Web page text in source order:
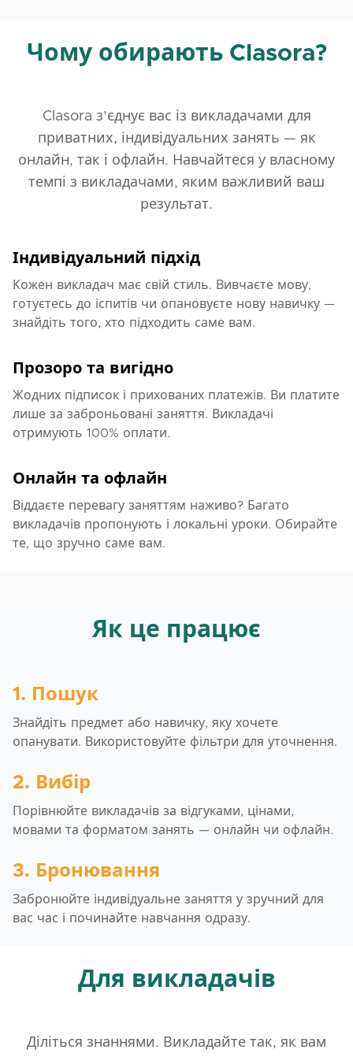
Чому обирають Clasora?
Clasora з’єднує вас із викладачами для
приватних, індивідуальних занять — як
онлайн, так і офлайн. Навчайтеся у власному
темпі з викладачами, яким важливий ваш
результат.
Індивідуальний підхід
Кожен викладач має свій стиль. Вивчаєте мову,
готуєтесь до іспитів чи опановуєте нову навичку —
знайдіть того, хто підходить саме вам.
Прозоро та вигідно
Жодних підписок і прихованих платежів. Ви платите
лише за заброньовані заняття. Викладачі
отримують 100% оплати.
Онлайн та офлайн
Віддаєте перевагу заняттям наживо? Багато
викладачів пропонують і локальні уроки. Обирайте
те, що зручно саме вам.
Як це працює
1. Пошук
Знайдіть предмет або навичку, яку хочете
опанувати. Використовуйте фільтри для уточнення.
2. Вибір
Порівнюйте викладачів за відгуками, цінами,
мовами та форматом занять — онлайн чи офлайн.
3. Бронювання
Забронюйте індивідуальне заняття у зручний для
вас час і починайте навчання одразу.
Для викладачів
Діліться знаннями. Викладайте так, як вам